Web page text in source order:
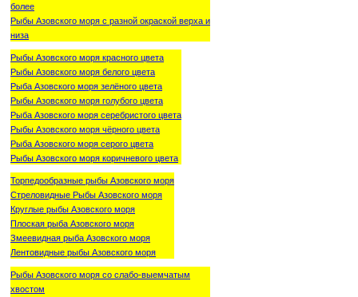
более
Рыбы Азовского моря с разной окраской верха и
низа
Рыбы Азовского моря красного цвета
Рыбы Азовского моря белого цвета
Рыба Азовского моря зелёного цвета
Рыбы Азовского моря голубого цвета
Рыба Азовского моря серебристого цвета
Рыбы Азовского моря чёрного цвета
Рыба Азовского моря серого цвета
Рыбы Азовского моря коричневого цвета
Торпедообразные рыбы Азовского моря
Стреловидные Рыбы Азовского моря
Круглые рыбы Азовского моря
Плоская рыба Азовского моря
Змеевидная рыба Азовского моря
Лентовидные рыбы Азовского моря
Рыбы Азовского моря со слабо-выемчатым
хвостом